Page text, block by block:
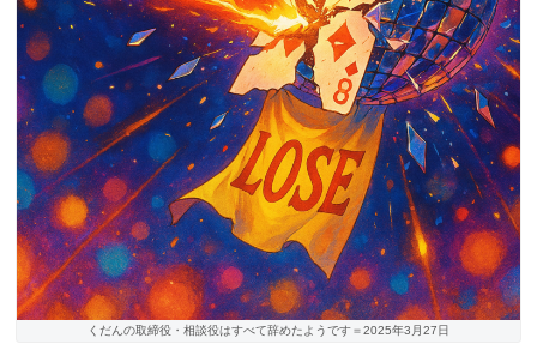
くだんの取締役・相談役はすべて辞めたようです＝2025年3月27日